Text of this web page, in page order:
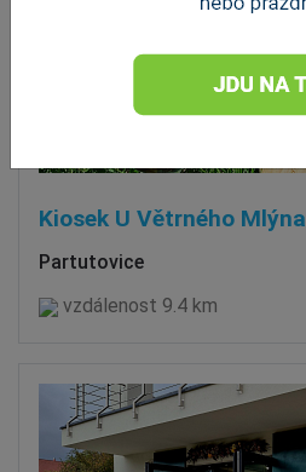
Kiosek U Větrného Mlýna
Partutovice
vzdálenost 9.4 km